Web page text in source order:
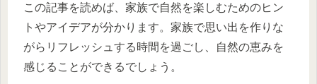
この記事を読めば、家族で自然を楽しむためのヒン
トやアイデアが分かります。家族で思い出を作りな
がらリフレッシュする時間を過ごし、自然の恵みを
感じることができるでしょう。